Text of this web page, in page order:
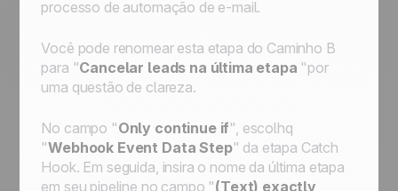
processo de automação de e-mail.
Você pode renomear esta etapa do Caminho B
para "Cancelar leads na última etapa "por
uma questão de clareza.
No campo "Only continue if", escolhq
"Webhook Event Data Step" da etapa Catch
Hook. Em seguida, insira o nome da última etapa
em seu pipeline no campo "(Text) exactly